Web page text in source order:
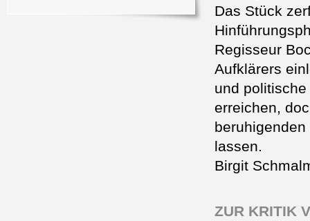
Das Stück
Regisseur
Aufklärers
und
erreichen,
beruhigenden
lassen.
Birgit
ZUR KRITIK